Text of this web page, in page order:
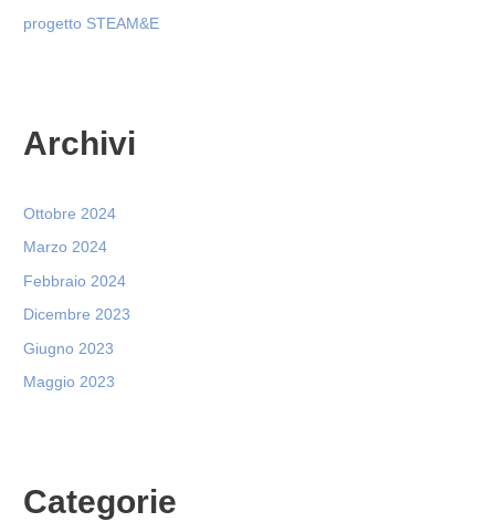
progetto STEAM&E
Archivi
Ottobre 2024
Marzo 2024
Febbraio 2024
Dicembre 2023
Giugno 2023
Maggio 2023
Categorie